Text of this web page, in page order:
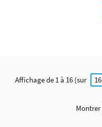
Affichage de 1 à 16 (sur 16
Montrer